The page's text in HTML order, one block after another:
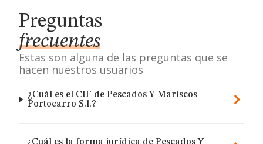
Preguntas
frecuentes
Estas son alguna de las preguntas que se
hacen nuestros usuarios
¿Cuál es el CIF de Pescados Y Mariscos
Portocarro S.l.?